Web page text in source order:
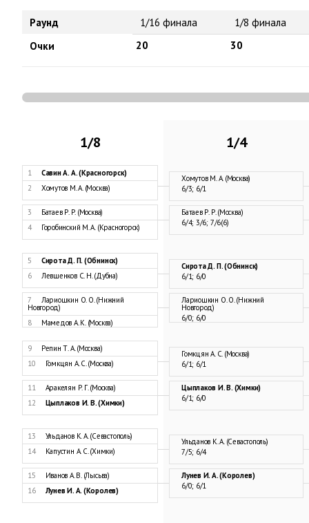
Раунд 1/16 финала
1/8 финала
Очки
20 30
1/8
1
Савин А. А. (Красногорск)
2
Хомутов М. А. (Москва)
3
Батаев Р. Р. (Москва)
4
Горобинский М. А. (Красногорск)
5
Сирота Д. П. (Обнинск)
6
Левшенков С. Н. (Дубна)
7 Лариошкин О. О. (Нижний
Новгород)
8
Мамедов А. К. (Москва)
9
Репин Т. А. (Москва)
10
Гомкцян А. С. (Москва)
11
Аракелян Р. Г. (Москва)
12
Цыплаков И. В. (Химки)
13
Ульданов К. А. (Севастополь)
14
Капустин А. С. (Химки)
15
Иванов А. В. (Лысьва)
16
Лунев И. А. (Королев)
1/4
Хомутов М. А. (Москва)
6/3; 6/1
Батаев Р. Р. (Москва)
6/4; 3/6; 7/6(6)
Сирота Д. П. (Обнинск)
6/1; 6/0
Лариошкин О. О. (Нижний
Новгород)
6/0; 6/0
Гомкцян А. С. (Москва)
6/1; 6/1
Цыплаков И. В. (Химки)
6/1; 6/0
Ульданов К. А. (Севастополь)
7/5; 6/4
Лунев И. А. (Королев)
6/0; 6/1